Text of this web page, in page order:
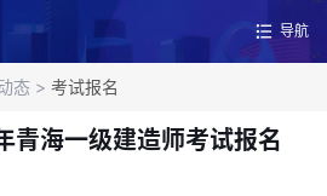
导航
态 > 考试报名
海一级建造师考试报名